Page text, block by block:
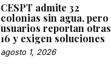
CESPT admite 32
colonias sin agua, pero
usuarios reportan otras
16 y exigen soluciones
agosto 1, 2026